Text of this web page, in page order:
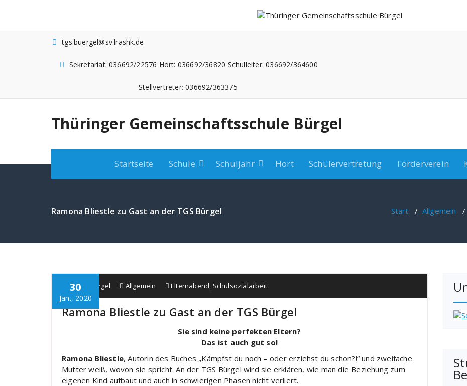
tgs.buergel@sv.lrashk.de
Sekretariat: 036692/22576 Hort: 036692/36820 Schulleiter: 036692/364600
Stellvertreter: 036692/363375
Thüringer Gemeinschaftsschule Bürgel
Startseite Schule Schuljahr Hort Schülervertretung Förderverein
Ramona Bliestle zu Gast an der TGS Bürgel Start / Allgemein /
30
Jan., 2020
Schule Bürgel Allgemein Elternabend, Schulsozialarbeit
Ramona Bliestle zu Gast an der TGS Bürgel
Sie sind keine perfekten Eltern?
Das ist auch gut so!
Ramona Bliestle, Autorin des Buches „Kämpfst du noch – oder erziehst du schon?!“ und zweifache
Mutter weiß, wovon sie spricht. An der TGS Bürgel wird sie erklären, wie man die Beziehung zum
eigenen Kind aufbaut und auch in schwierigen Phasen nicht verliert.